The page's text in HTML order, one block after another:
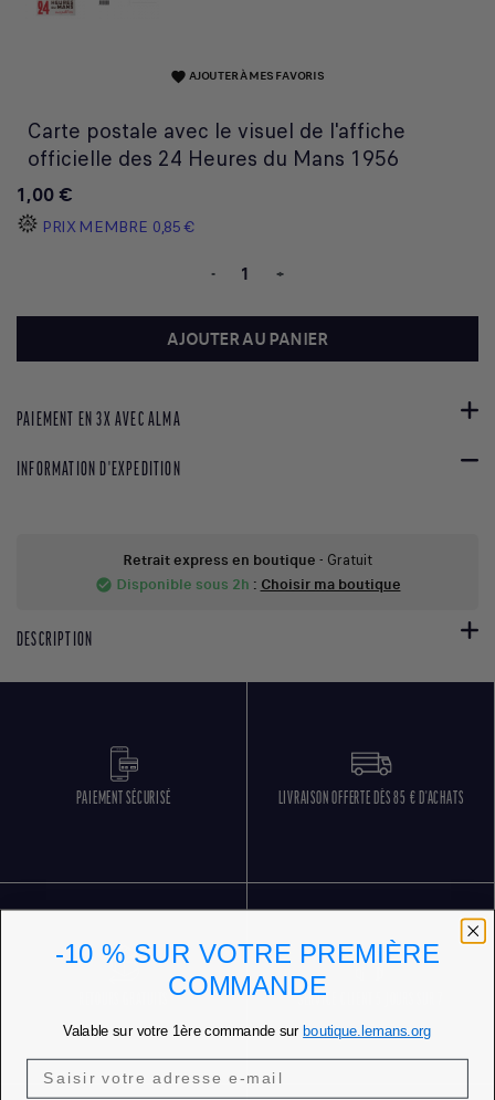
favorite AJOUTER À MES FAVORIS
Carte postale avec le visuel de l'affiche
officielle des 24 Heures du Mans 1956
1,00 €
PRIX MEMBRE 0,85 €
- +
AJOUTER AU PANIER
PAIEMENT EN 3X AVEC ALMA
INFORMATION D'EXPEDITION
Retrait express en boutique - Gratuit
check_circle Disponible sous 2h : Choisir ma boutique
DESCRIPTION
PAIEMENT SÉCURISÉ LIVRAISON OFFERTE DÈS 85 € D'ACHATS
SERVICE CLIENT 5 JOURS SUR 7
-10 % SUR VOTRE PREMIÈRE
COMMANDE
Valable sur votre 1ère commande sur boutique.lemans.org